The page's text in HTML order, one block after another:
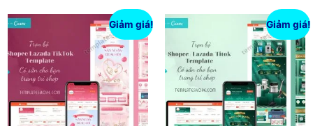
Giảm giá! Giảm giá!